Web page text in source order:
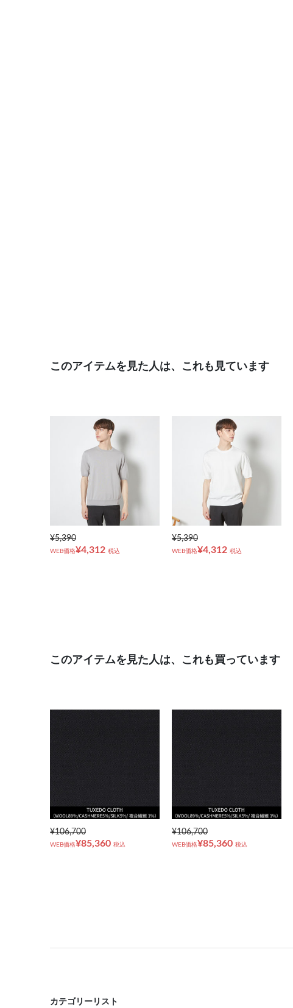
このアイテムを見た人は、これも見ています
¥5,390
WEB価格¥4,312 税込
¥5,390
WEB価格¥4,312 税込
このアイテムを見た人は、これも買っています
¥106,700
WEB価格¥85,360 税込
¥106,700
WEB価格¥85,360 税込
カテゴリーリスト